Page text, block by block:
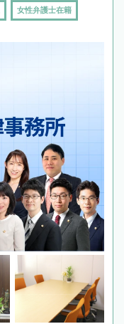
女性弁護士在籍